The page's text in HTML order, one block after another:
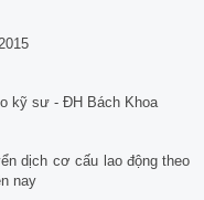
kỹ sư - ĐH Bách Khoa
dịch cơ cấu lao động theo
nay